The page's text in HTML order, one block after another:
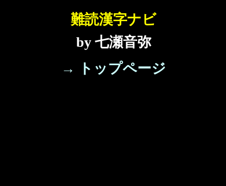
難読漢字ナビ
by 七瀬音弥
→ トップページ